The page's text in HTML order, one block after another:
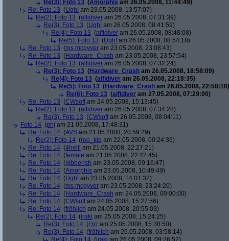
Re(3): Foto 13 (Amorphis am 26.05.2008, 11:44:49)
Re: Foto 13 (Ugh! am 23.05.2008, 13:57:07)
Re(2): Foto 13 (alfidiver am 26.05.2008, 07:31:39)
Re(3): Foto 13 (Ugh! am 26.05.2008, 08:41:59)
Re(4): Foto 13 (alfidiver am 26.05.2008, 08:48:08)
Re(5): Foto 13 (Ugh! am 26.05.2008, 08:54:18)
Re: Foto 13 (ms mcgyver am 23.05.2008, 23:08:43)
Re: Foto 13 (Hardware_Crash am 23.05.2008, 23:57:54)
Re(2): Foto 13 (alfidiver am 26.05.2008, 07:32:24)
Re(3): Foto 13 (Hardware_Crash am 26.05.2008, 18:58:09)
Re(4): Foto 13 (alfidiver am 26.05.2008, 22:18:35)
Re(5): Foto 13 (Hardware_Crash am 26.05.2008, 22:58:10)
Re(6): Foto 13 (alfidiver am 27.05.2008, 07:29:00)
Re: Foto 13 (CWsoft am 24.05.2008, 15:13:45)
Re(2): Foto 13 (alfidiver am 26.05.2008, 07:34:28)
Re(3): Foto 13 (CWsoft am 26.05.2008, 08:04:11)
Foto 14 (phj am 21.05.2008, 17:48:31)
Re: Foto 14 (AVS am 21.05.2008, 20:59:29)
Re(2): Foto 14 (roo_kie am 22.05.2008, 00:24:36)
Re: Foto 14 (4helli am 21.05.2008, 22:27:21)
Re: Foto 14 (female am 21.05.2008, 22:42:45)
Re: Foto 14 (gibberish am 23.05.2008, 09:16:47)
Re: Foto 14 (Amorphis am 23.05.2008, 10:49:49)
Re: Foto 14 (Ugh! am 23.05.2008, 14:01:32)
Re: Foto 14 (ms mcgyver am 23.05.2008, 23:24:20)
Re: Foto 14 (Hardware_Crash am 24.05.2008, 00:00:00)
Re: Foto 14 (CWsoft am 24.05.2008, 15:27:56)
Re: Foto 14 (fröhlich am 24.05.2008, 20:55:03)
Re(2): Foto 14 (iraki am 25.05.2008, 15:24:25)
Re(3): Foto 14 (r'n'r am 25.05.2008, 15:38:50)
Re(3): Foto 14 (fröhlich am 26.05.2008, 03:58:14)
Re(4): Foto 14 (iraki am 26.05.2008, 09:26:52)